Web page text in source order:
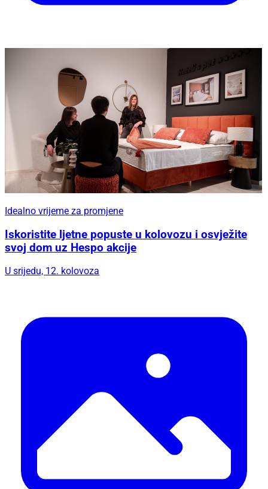
Idealno vrijeme za promjene
Iskoristite ljetne popuste u kolovozu i osvježite
svoj dom uz Hespo akcije
U srijedu, 12. kolovoza